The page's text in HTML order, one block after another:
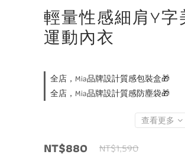
輕量性感細肩Y
運動內衣
全店，Mia品牌設計質感包裝盒🎁
全店，Mia品牌設計質感防塵袋🎁
查看更多
NT$880 NT$1,590